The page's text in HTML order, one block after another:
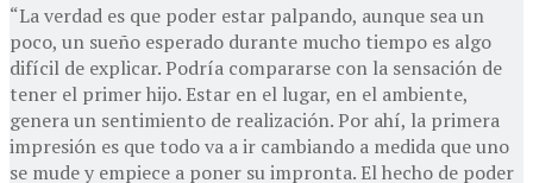
“La verdad es que poder estar palpando, aunque sea un
poco, un sueño esperado durante mucho tiempo es algo
difícil de explicar. Podría compararse con la sensación de
tener el primer hijo. Estar en el lugar, en el ambiente,
genera un sentimiento de realización. Por ahí, la primera
impresión es que todo va a ir cambiando a medida que uno
se mude y empiece a poner su impronta. El hecho de poder